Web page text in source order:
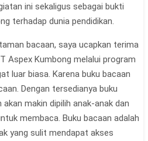
ini sekaligus sebagai bukti
terhadap dunia pendidikan.
bacaan, saya ucapkan terima
Aspex Kumbong melalui program
luar biasa. Karena buku bacaan
Dengan tersedianya buku
makin dipilih anak-anak dan
membaca. Buku bacaan adalah
yang sulit mendapat akses